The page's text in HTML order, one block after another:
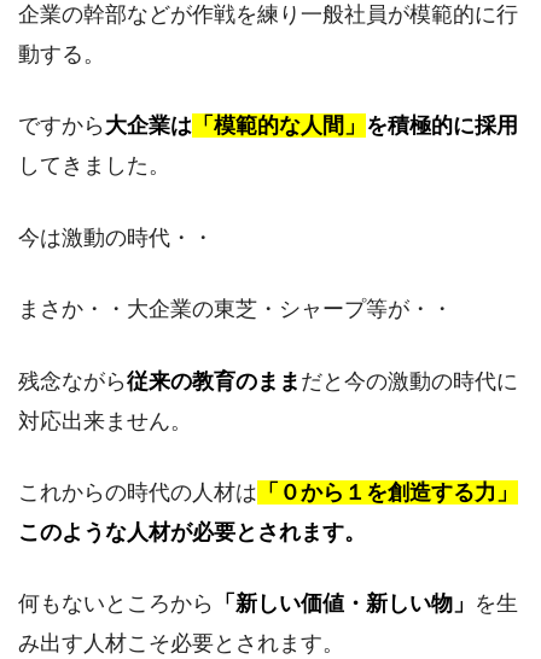
企業の幹部などが作戦を練り一般社員が模範的に行
動する。
ですから 大企業は 「模範的な人間」 を積極的に採用
してきました。
今は激動の時代・・
まさか・・大企業の東芝・シャープ等が・・
残念ながら従来の教育のまま だと今の激動の時代に
対応出来ません。
これからの時代の人材は 「０から１を創造する力」
このような人材が必要とされます。
何もないところから 「新しい価値・新しい物」 を生
み出す人材こそ必要とされます。